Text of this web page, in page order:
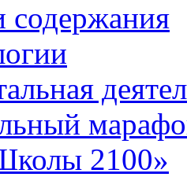
содержания
2100»